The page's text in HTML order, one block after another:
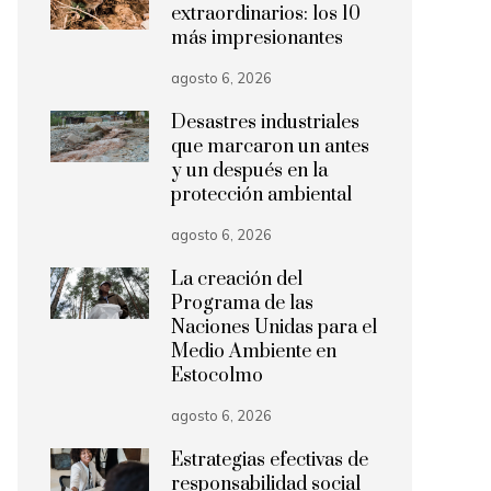
extraordinarios: los 10
más impresionantes
agosto 6, 2026
Desastres industriales
que marcaron un antes
y un después en la
protección ambiental
agosto 6, 2026
La creación del
Programa de las
Naciones Unidas para el
Medio Ambiente en
Estocolmo
agosto 6, 2026
Estrategias efectivas de
responsabilidad social